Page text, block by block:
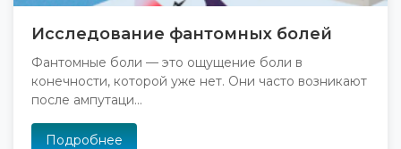
Исследование фантомных болей
Фантомные боли — это ощущение боли в
конечности, которой уже нет. Они часто возникают
после ампутаци...
Подробнее